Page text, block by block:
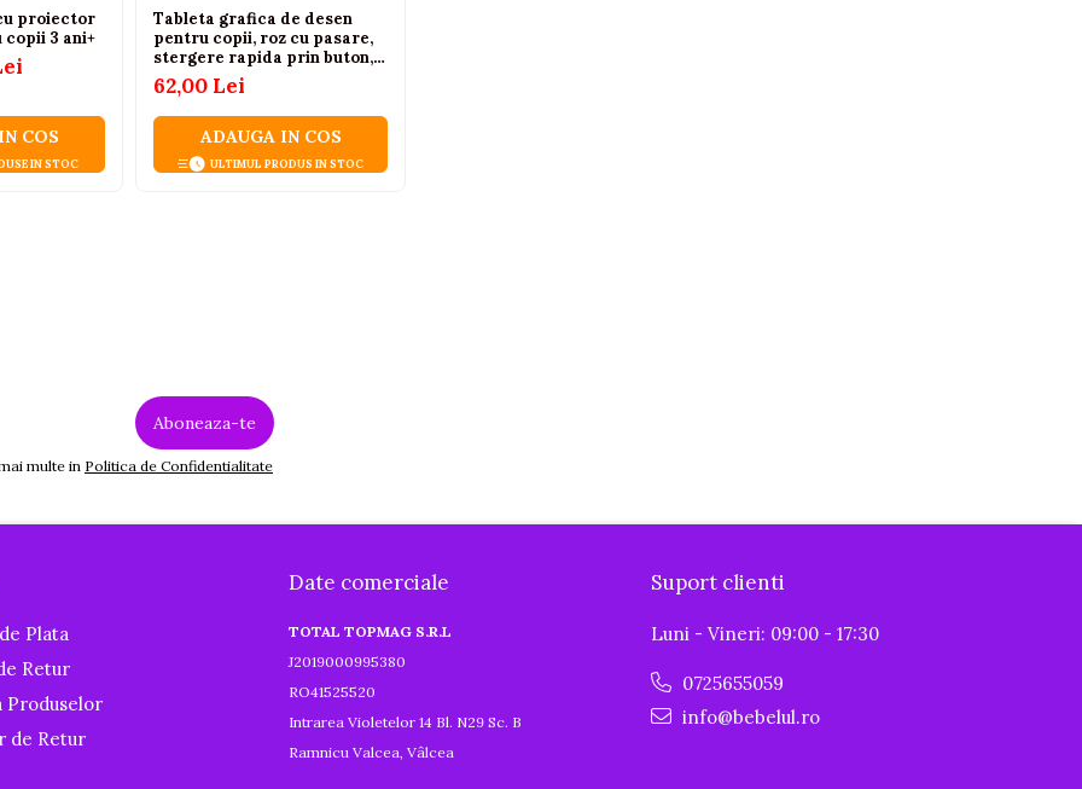
proiector
3 ani+
COS
IN STOC
Tableta grafica de desen
pentru copii, roz cu pasare,
stergere rapida prin buton,
reutilizabila (3+ ani)
62,00 Lei
ADAUGA IN COS
ULTIMUL PRODUS IN STOC
multe in Politica de Confidentialitate
Plata
Retur
Produselor
de Retur
Date comerciale
TOTAL TOPMAG S.R.L
J2019000995380
RO41525520
Intrarea Violetelor 14 Bl. N29 Sc. B
Ramnicu Valcea, Vâlcea
Suport clienti
Luni - Vineri: 09:00 - 17:30
0725655059
info@bebelul.ro